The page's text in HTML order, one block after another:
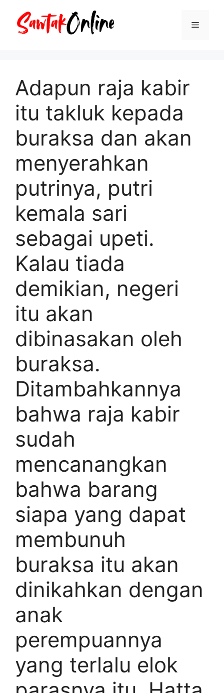
Menu
Adapun raja kabir
itu takluk kepada
buraksa dan akan
menyerahkan
putrinya, putri
kemala sari
sebagai upeti.
Kalau tiada
demikian, negeri
itu akan
dibinasakan oleh
buraksa.
Ditambahkannya
bahwa raja kabir
sudah
mencanangkan
bahwa barang
siapa yang dapat
membunuh
buraksa itu akan
dinikahkan dengan
anak
perempuannya
yang terlalu elok